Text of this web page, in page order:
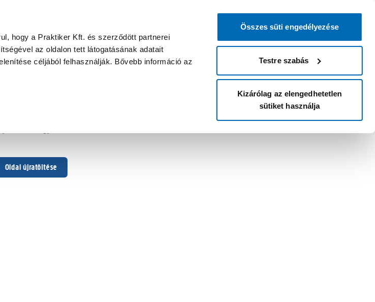
hogy a Praktiker Kft. és szerződött partnerei
az oldalon tett látogatásának adatait
céljából felhasználják. Bővebb információ az
Összes süti engedélyezése
Testre szabás
Kizárólag az elengedhetetlen
sütiket használja
Oldal újratöltése